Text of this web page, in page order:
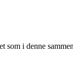
i denne